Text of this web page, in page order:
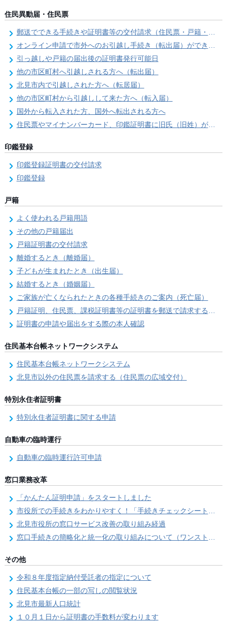
住民異動届・住民票
郵送でできる手続きや証明書等の交付請求（住民票・戸籍・国民年金関係）
オンライン申請で市外へのお引越し手続き（転出届）ができます
引っ越しや戸籍の届出後の証明書発行可能日
他の市区町村へ引越しされる方へ（転出届）
北見市内で引越しされた方へ（転居届）
他の市区町村から引越しして来た方へ（転入届）
国外から転入された方、国外へ転出される方へ
住民票やマイナンバーカード、印鑑証明書に旧氏（旧姓）が併記できるようになりました！
印鑑登録
印鑑登録証明書の交付請求
印鑑登録
戸籍
よく使われる戸籍用語
その他の戸籍届出
戸籍証明書の交付請求
離婚するとき（離婚届）
子どもが生まれたとき（出生届）
結婚するとき（婚姻届）
ご家族が亡くなられたときの各種手続きのご案内（死亡届）
戸籍証明、住民票、課税証明書等の証明書を郵送で請求する際の本人確認
証明書の申請や届出をする際の本人確認
住民基本台帳ネットワークシステム
住民基本台帳ネットワークシステム
北見市以外の住民票を請求する（住民票の広域交付）
特別永住者証明書
特別永住者証明書に関する申請
自動車の臨時運行
自動車の臨時運行許可申請
窓口業務改革
「かんたん証明申請」をスタートしました
市役所での手続きをわかりやすく！「手続きチェックシート」を導入しました
北見市役所の窓口サービス改善の取り組み経過
窓口手続きの簡略化と統一化の取り組みについて（ワンストップサービス推進事業）
その他
令和８年度指定納付受託者の指定について
住民基本台帳の一部の写しの閲覧状況
北見市最新人口統計
１０月１日から証明書の手数料が変わります